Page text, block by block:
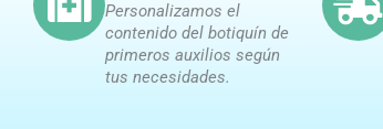
Personalizamos el
contenido del botiquín de
primeros auxilios según
tus necesidades.